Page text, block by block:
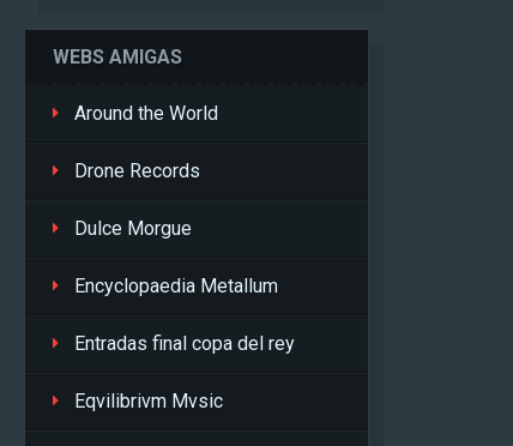
WEBS AMIGAS
Around the World
Drone Records
Dulce Morgue
Encyclopaedia Metallum
Entradas final copa del rey
Eqvilibrivm Mvsic